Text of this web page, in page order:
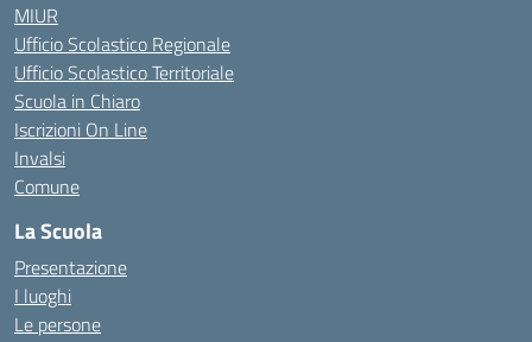
MIUR
Ufficio Scolastico Regionale
Ufficio Scolastico Territoriale
Scuola in Chiaro
Iscrizioni On Line
Invalsi
Comune
La Scuola
Presentazione
I luoghi
Le persone